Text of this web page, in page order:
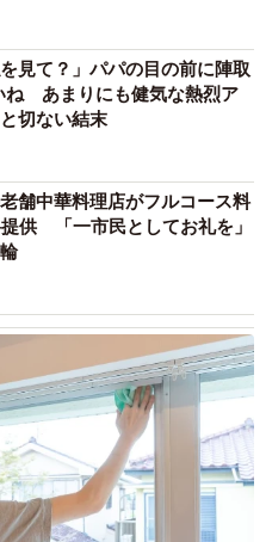
ゃんは、現在7歳半。性格も
、それぞれの魅力で家族を
岩魚のようなビビり”。知ら
半日出てこないことも。そ
一品で、芸人顔負けの愛さ
けて起こしにきます
ごい策略家タイプ。ごはん
皿をチェックし、最後に落
。人間の食事中もテーブル
油断できません。
を見て？」パパの目の前に陣取
ね あまりにも健気な熱烈ア
切ない結末
舗中華料理店がフルコース料
供 「一市民としてお礼を」